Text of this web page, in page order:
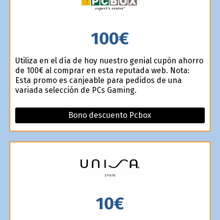
100€
Utiliza en el día de hoy nuestro genial cupón ahorro
de 100€ al comprar en esta reputada web. Nota:
Esta promo es canjeable para pedidos de una
variada selección de PCs Gaming.
Bono descuento Pcbox
10€